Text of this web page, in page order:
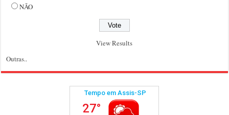
NÃO
View Results
Outras..